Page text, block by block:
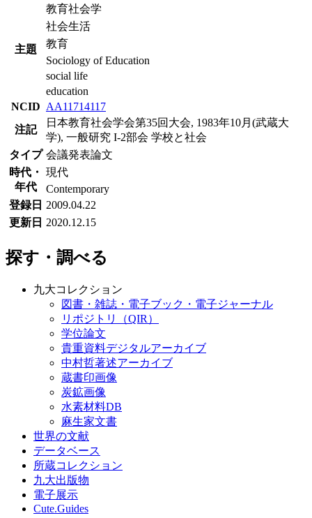
主題
教育社会学
社会生活
教育
Sociology of Education
social life
education
NCID AA11714117
注記
日本教育社会学会第35回大会, 1983年10月(武蔵大
学), 一般研究 I-2部会 学校と社会
タイプ 会議発表論文
時代・
年代
現代
Contemporary
登録日 2009.04.22
更新日 2020.12.15
探す・調べる
九大コレクション
図書・雑誌・電子ブック・電子ジャーナル
リポジトリ（QIR）
学位論文
貴重資料デジタルアーカイブ
中村哲著述アーカイブ
蔵書印画像
炭鉱画像
水素材料DB
麻生家文書
世界の文献
データベース
所蔵コレクション
九大出版物
電子展示
Cute.Guides